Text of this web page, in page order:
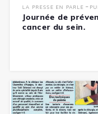
LA PRESSE EN PARLE -
Journée de
cancer du sein.